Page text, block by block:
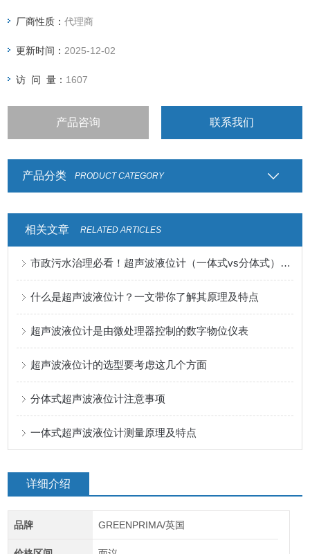
厂商性质：代理商
更新时间： 2025-12-02
访 问 量： 1607
产品咨询 联系我们
产品分类 PRODUCT CATEGORY
相关文章 RELATED ARTICLES
市政污水治理必看！超声波液位计（一体式vs分体式）选型指南+核心作用
什么是超声波液位计？一文带你了解其原理及特点
超声波液位计是由微处理器控制的数字物位仪表
超声波液位计的选型要考虑这几个方面
分体式超声波液位计注意事项
一体式超声波液位计测量原理及特点
详细介绍
品牌 GREENPRIMA/英国